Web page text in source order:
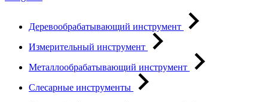
Деревообрабатывающий инструмент
Измерительный инструмент
Металлообрабатывающий инструмент
Слесарные инструменты